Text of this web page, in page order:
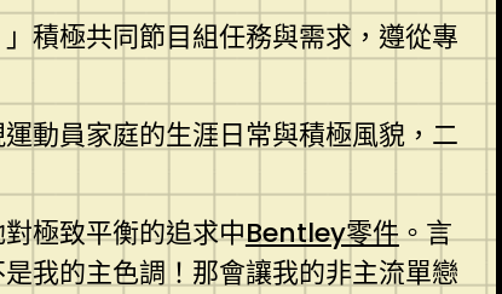
積極共同節目組任務與需求，遵從專
動員家庭的生涯日常與積極風貌，二
極致平衡的追求中Bentley零件。言
我的主色調！那會讓我的非主流單戀